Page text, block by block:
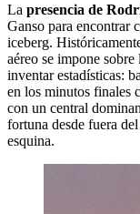
La presencia de
Ganso para encontrar
iceberg.
aéreo se impone
inventar estadísticas:
en los minutos finales
con un central
fortuna desde fuera
esquina.